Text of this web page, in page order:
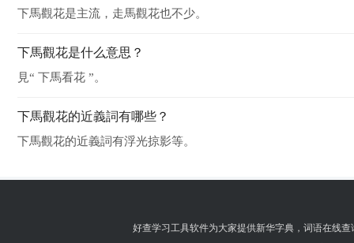
下馬觀花是主流，走馬觀花也不少。
下馬觀花是什么意思？
見“ 下馬看花 ”。
下馬觀花的近義詞有哪些？
下馬觀花的近義詞有浮光掠影等。
好查学习工具软件为大家提供新华字典 ， 词语在线查